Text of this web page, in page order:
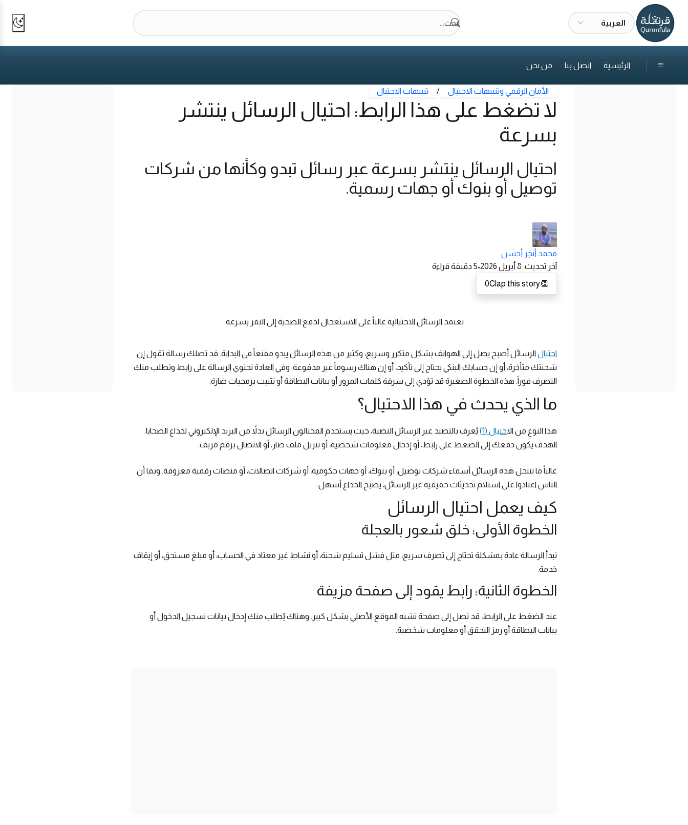
العربية ابحث....
الرئيسية اتصل بنا من نحن
الأمان الرقمي وتنبيهات الاحتيال / تنبيهات الاحتيال
لا تضغط على هذا الرابط: احتيال الرسائل ينتشر
بسرعة
احتيال الرسائل ينتشر بسرعة عبر رسائل تبدو وكأنها من شركات
توصيل أو بنوك أو جهات رسمية.
محمد أنجر أحسن
آخر تحديث: 8 أبريل 2026 •
5 دقيقة قراءة
👏
0Clap this story
تعتمد الرسائل الاحتيالية غالباً على الاستعجال لدفع الضحية إلى النقر بسرعة.
احتيال الرسائل أصبح يصل إلى الهواتف بشكل متكرر وسريع، وكثير من هذه الرسائل يبدو مقنعاً في البداية. قد تصلك رسالة تقول إن
شحنتك متأخرة، أو إن حسابك البنكي يحتاج إلى تأكيد، أو إن هناك رسوماً غير مدفوعة. وفي العادة تحتوي الرسالة على رابط وتطلب منك
التصرف فوراً. هذه الخطوة الصغيرة قد تؤدي إلى سرقة كلمات المرور أو بيانات البطاقة أو تثبيت برمجيات ضارة.
ما الذي يحدث في هذا الاحتيال؟
هذا النوع من الاحتيال (1)
يُعرف بالتصيد عبر الرسائل النصية، حيث يستخدم المحتالون الرسائل بدلاً من البريد الإلكتروني لخداع الضحايا.
الهدف يكون دفعك إلى الضغط على رابط، أو إدخال معلومات شخصية، أو تنزيل ملف ضار، أو الاتصال برقم مزيف.
غالباً ما تنتحل هذه الرسائل أسماء شركات توصيل، أو بنوك، أو جهات حكومية، أو شركات اتصالات، أو منصات رقمية معروفة. وبما أن
الناس اعتادوا على استلام تحديثات حقيقية عبر الرسائل، يصبح الخداع أسهل.
كيف يعمل احتيال الرسائل
الخطوة الأولى: خلق شعور بالعجلة
تبدأ الرسالة عادة بمشكلة تحتاج إلى تصرف سريع، مثل فشل تسليم شحنة، أو نشاط غير معتاد في الحساب، أو مبلغ مستحق، أو إيقاف
خدمة.
الخطوة الثانية: رابط يقود إلى صفحة مزيفة
عند الضغط على الرابط، قد تصل إلى صفحة تشبه الموقع الأصلي بشكل كبير. وهناك يُطلب منك إدخال بيانات تسجيل الدخول أو
بيانات البطاقة أو رمز التحقق أو معلومات شخصية.